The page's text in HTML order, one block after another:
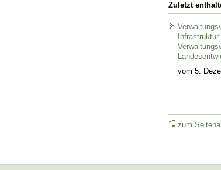
Zuletzt
vom 5.
zum